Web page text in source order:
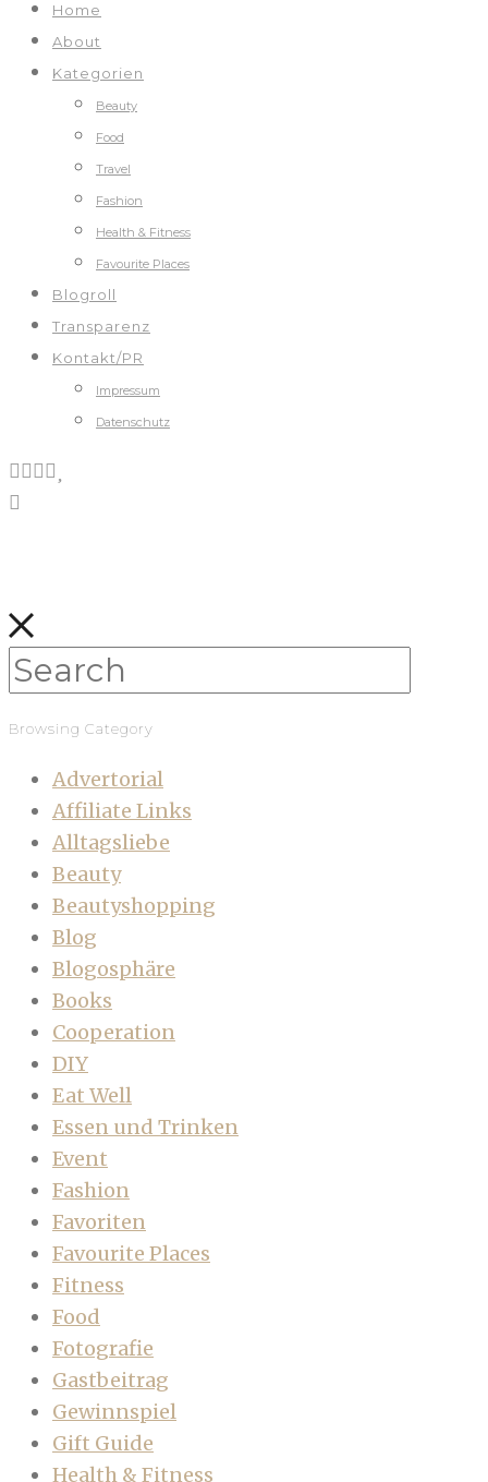
Home
About
Kategorien
Beauty
Food
Travel
Fashion
Health & Fitness
Favourite Places
Blogroll
Transparenz
Kontakt/PR
Impressum
Datenschutz
Browsing Category
Advertorial
Affiliate Links
Alltagsliebe
Beauty
Beautyshopping
Blog
Blogosphäre
Books
Cooperation
DIY
Eat Well
Essen und Trinken
Event
Fashion
Favoriten
Favourite Places
Fitness
Food
Fotografie
Gastbeitrag
Gewinnspiel
Gift Guide
Health & Fitness